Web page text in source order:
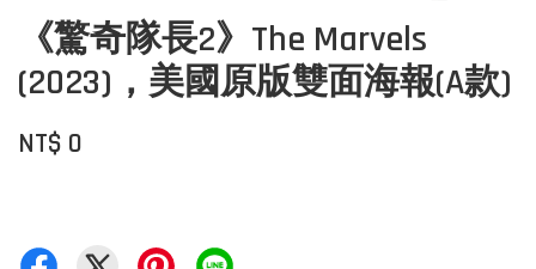
《驚奇隊長2》The Marvels
(2023)，美國原版雙面海報(A款)
NT$ 0